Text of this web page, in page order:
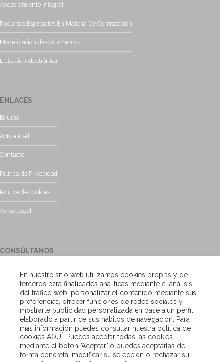
Asesoramiento Integral
Recursos Especiales En Materia De Contratación
Modelización de documentos
Licitación Electrónica
ENLACES
Equipo
Actualidad
Contacto
Política de Privacidad
Política de Cookies
Aviso Legal
CONSÚLTANOS
encantados
Escríbenos
Copyright – Van Beveren 2020
En nuestro sitio web utilizamos cookies propias y de
terceros para finalidades analíticas mediante el análisis
del tráfico web, personalizar el contenido mediante sus
preferencias, ofrecer funciones de redes sociales y
mostrarle publicidad personalizada en base a un perfil
elaborado a partir de sus hábitos de navegación. Para
más información puedes consultar nuestra política de
cookies AQUÍ
. Puedes aceptar todas las cookies
mediante el botón "Aceptar" o puedes aceptarlas de
forma concreta, modificar su selección o rechazar su